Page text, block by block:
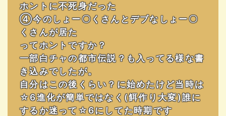
ホントに不死身だった
④今のしょー〇くさんとデブなしょー〇
くさんが居た
ってホントですか？
一部白チャの都市伝説？も入ってる様な書
き込みでしたが。
自分はこの後くらい？に始めたけど当時は
☆6進化が簡単ではなく(餌作り大変)誰に
するか迷って☆6にしてた時期です